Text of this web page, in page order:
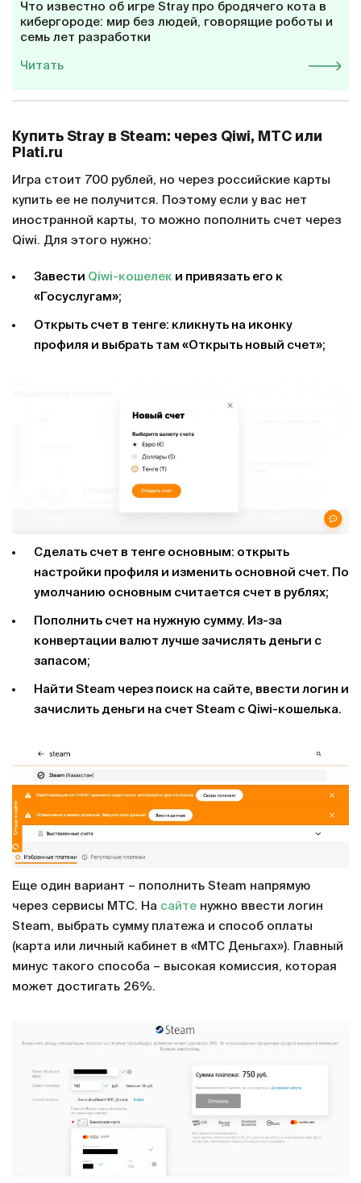
Что известно об игре Stray про бродячего кота в
кибергороде: мир без людей, говорящие роботы и
семь лет разработки
Читать
Купить Stray в Steam: через Qiwi, МТС или
Plati.ru
Игра стоит 700 рублей, но через российские карты
купить ее не получится. Поэтому если у вас нет
иностранной карты, то можно пополнить счет через
Qiwi. Для этого нужно:
Завести Qiwi-кошелек и привязать его к
«Госуслугам»;
Открыть счет в тенге: кликнуть на иконку
профиля и выбрать там «Открыть новый счет»;
Сделать счет в тенге основным: открыть
настройки профиля и изменить основной счет. По
умолчанию основным считается счет в рублях;
Пополнить счет на нужную сумму. Из-за
конвертации валют лучше зачислять деньги с
запасом;
Найти Steam через поиск на сайте, ввести логин и
зачислить деньги на счет Steam с Qiwi-кошелька.
Еще один вариант – пополнить Steam напрямую
через сервисы МТС. На сайте нужно ввести логин
Steam, выбрать сумму платежа и способ оплаты
(карта или личный кабинет в «МТС Деньгах»). Главный
минус такого способа – высокая комиссия, которая
может достигать 26%.